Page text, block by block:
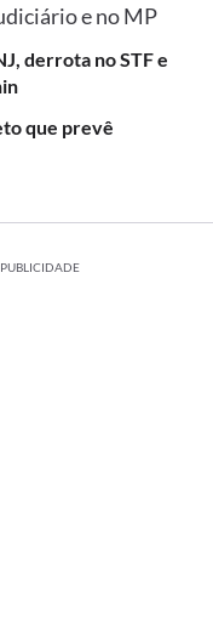
e no MP
derrota no STF e
que prevê